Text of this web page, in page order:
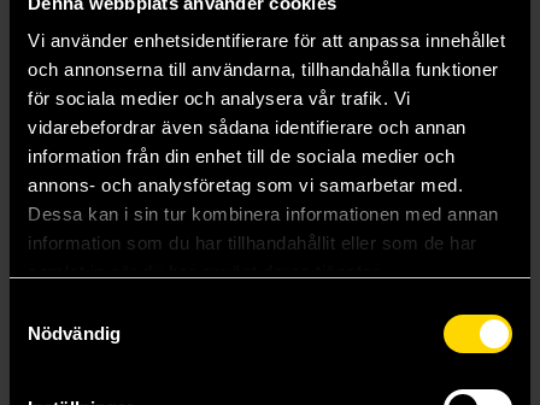
Vi använder enhetsidentifierare för att anpassa innehållet
och annonserna till användarna, tillhandahålla funktioner
för sociala medier och analysera vår trafik. Vi
vidarebefordrar även sådana identifierare och annan
information från din enhet till de sociala medier och
annons- och analysföretag som vi samarbetar med.
Dessa kan i sin tur kombinera informationen med annan
information som du har tillhandahållit eller som de har
Nödvändig